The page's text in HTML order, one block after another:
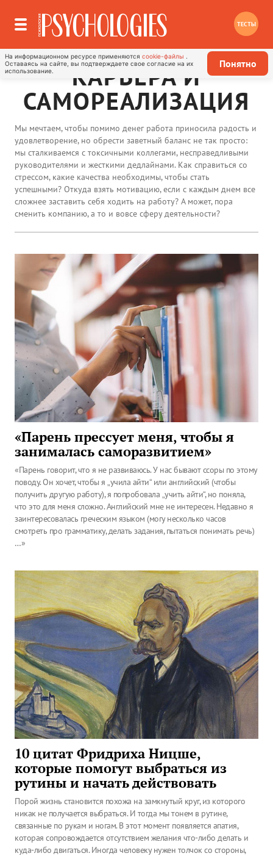
ТЕСТЫ
На информационном ресурсе применяются cookie-файлы
Оставаясь на сайте, вы подтверждаете свое согласие на их
использование.
Понятно
КАРЬЕРА И
САМОРЕАЛИЗАЦИЯ
Мы мечтаем, чтобы помимо денег работа приносила радость и
удовлетворение, но обрести заветный баланс не так просто:
мы сталкиваемся с токсичными коллегами, несправедливыми
руководителями и жесткими дедлайнами. Как справиться со
стрессом, какие качества необходимы, чтобы стать
успешными? Откуда взять мотивацию, если с каждым днем все
сложнее заставить себя ходить на работу? А может, пора
сменить компанию, а то и вовсе сферу деятельности?
«Парень прессует меня, чтобы я
занималась саморазвитием»
«Парень говорит, что я не развиваюсь. У нас бывают ссоры по этому
поводу. Он хочет, чтобы я „учила айти“ или английский (чтобы
получить другую работу), я попробовала „учить айти“, но поняла,
что это для меня сложно. Английский мне не интересен. Недавно я
заинтересовалась греческим языком (могу несколько часов
смотреть про грамматику, делать задания, пытаться понимать речь)
…»
10 цитат Фридриха Ницше,
которые помогут выбраться из
рутины и начать действовать
Порой жизнь становится похожа на замкнутый круг, из которого
никак не получается выбраться. И тогда мы тонем в рутине,
связанные по рукам и ногам. В этот момент появляется апатия,
которая сопровождается отсутствием желания что-либо делать и
куда-либо двигаться. Иногда человеку нужен толчок со стороны,